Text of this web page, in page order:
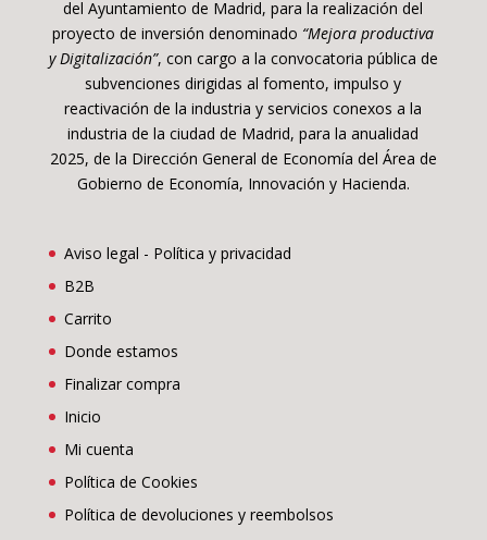
del Ayuntamiento de Madrid, para la realización del
proyecto de inversión denominado “Mejora productiva
y Digitalización”, con cargo a la convocatoria pública de
subvenciones dirigidas al fomento, impulso y
reactivación de la industria y servicios conexos a la
industria de la ciudad de Madrid, para la anualidad
2025, de la Dirección General de Economía del Área de
Gobierno de Economía, Innovación y Hacienda.
Aviso legal - Política y privacidad
B2B
Carrito
Donde estamos
Finalizar compra
Inicio
Mi cuenta
Política de Cookies
Política de devoluciones y reembolsos